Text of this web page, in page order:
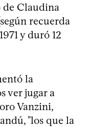
de Claudina
recuerda
y duró 12
la
ver jugar a
Vanzini,
"los que la